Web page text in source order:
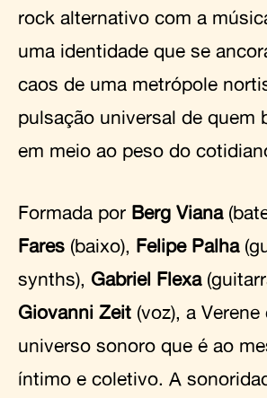
rock alternativo com a
uma identidade que se
caos de uma metrópole
pulsação universal de quem
em meio ao peso do
Formada por Berg Viana
Fares (baixo), Felipe Palha
synths), Gabriel Flexa
Giovanni Zeit (voz), a
universo sonoro que é ao
íntimo e coletivo. A